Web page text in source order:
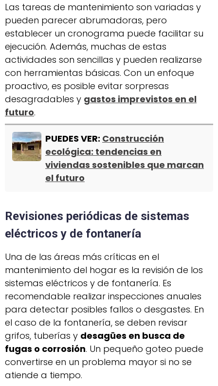
Las tareas de mantenimiento son variadas y
pueden parecer abrumadoras, pero
establecer un cronograma puede facilitar su
ejecución. Además, muchas de estas
actividades son sencillas y pueden realizarse
con herramientas básicas. Con un enfoque
proactivo, es posible evitar sorpresas
desagradables y gastos imprevistos en el
futuro.
PUEDES VER: Construcción
ecológica: tendencias en
viviendas sostenibles que marcan
el futuro
Revisiones periódicas de sistemas
eléctricos y de fontanería
Una de las áreas más críticas en el
mantenimiento del hogar es la revisión de los
sistemas eléctricos y de fontanería. Es
recomendable realizar inspecciones anuales
para detectar posibles fallos o desgastes. En
el caso de la fontanería, se deben revisar
grifos, tuberías y desagües en busca de
fugas o corrosión. Un pequeño goteo puede
convertirse en un problema mayor si no se
atiende a tiempo.